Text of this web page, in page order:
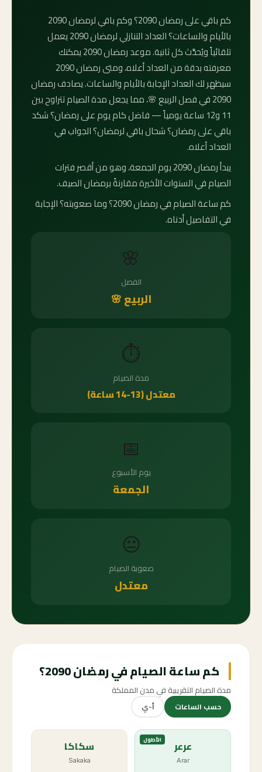
كم باقي على رمضان 2090؟ وكم باقي لرمضان 2090
بالأيام والساعات؟ العداد التنازلي لرمضان 2090 يعمل
تلقائياً ويُحدَّث كل ثانية. موعد رمضان 2090 يمكنك
معرفته بدقة من العداد أعلاه، ومتى رمضان 2090
سيظهر لك العداد الإجابة بالأيام والساعات. يصادف رمضان
2090 في فصل الربيع 🌸، مما يجعل مدة الصيام تتراوح بين
11 و12 ساعة يومياً — فاضل كام يوم على رمضان؟ شكد
باقي على رمضان؟ شحال باقي لرمضان؟ الجواب في
العداد أعلاه.
يبدأ رمضان 2090 يوم الجمعة، وهو من أقصر فترات
الصيام في السنوات الأخيرة مقارنةً برمضان الصيف.
كم ساعة الصيام في رمضان 2090؟ وما صعوبته؟ الإجابة
في التفاصيل أدناه.
🌸
الفصل
الربيع 🌸
⏱️
مدة الصيام
معتدل (13-14 ساعة)
📅
يوم الأسبوع
الجمعة
😐
صعوبة الصيام
معتدل
كم ساعة الصيام في رمضان 2090؟
مدة الصيام التقريبية في مدن المملكة
حسب الساعات أ-ي
الأطول عرعر
Arar
سكاكا
Sakaka